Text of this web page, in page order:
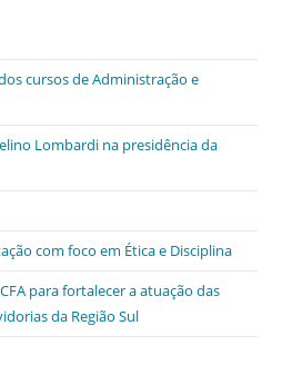
n
g
ri
e
n
cursos de Administração e
Lombardi na presidência da
com foco em Ética e Disciplina
para fortalecer a atuação das
da Região Sul